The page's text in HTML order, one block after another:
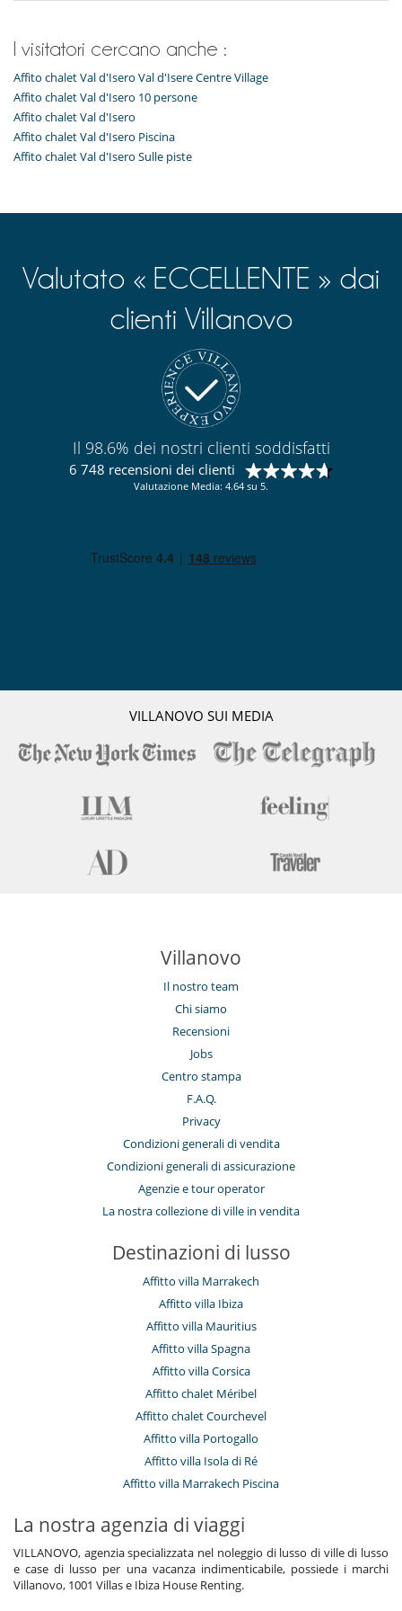
I visitatori cercano anche :
Affito chalet Val d'Isero Val d'Isere Centre Village
Affito chalet Val d'Isero 10 persone
Affito chalet Val d'Isero
Affito chalet Val d'Isero Piscina
Affito chalet Val d'Isero Sulle piste
Valutato « ECCELLENTE » dai
clienti Villanovo
Il 98.6% dei nostri clienti soddisfatti
6 748 recensioni dei clienti
Valutazione Media: 4.64 su 5.
VILLANOVO SUI MEDIA
Villanovo
Il nostro team
Chi siamo
Recensioni
Jobs
Centro stampa
F.A.Q.
Privacy
Condizioni generali di vendita
Condizioni generali di assicurazione
Agenzie e tour operator
La nostra collezione di ville in vendita
Destinazioni di lusso
Affitto villa Marrakech
Affitto villa Ibiza
Affitto villa Mauritius
Affitto villa Spagna
Affitto villa Corsica
Affitto chalet Méribel
Affitto chalet Courchevel
Affitto villa Portogallo
Affitto villa Isola di Ré
Affitto villa Marrakech Piscina
La nostra agenzia di viaggi
VILLANOVO, agenzia specializzata nel noleggio di lusso di ville di lusso
e case di lusso per una vacanza indimenticabile, possiede i marchi
Villanovo, 1001 Villas e Ibiza House Renting.